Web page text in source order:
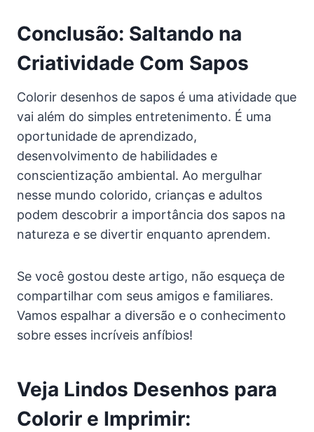
Conclusão: Saltando na
Criatividade Com Sapos
Colorir desenhos de sapos é uma atividade que
vai além do simples entretenimento. É uma
oportunidade de aprendizado,
desenvolvimento de habilidades e
conscientização ambiental. Ao mergulhar
nesse mundo colorido, crianças e adultos
podem descobrir a importância dos sapos na
natureza e se divertir enquanto aprendem.
Se você gostou deste artigo, não esqueça de
compartilhar com seus amigos e familiares.
Vamos espalhar a diversão e o conhecimento
sobre esses incríveis anfíbios!
Veja Lindos Desenhos para
Colorir e Imprimir: